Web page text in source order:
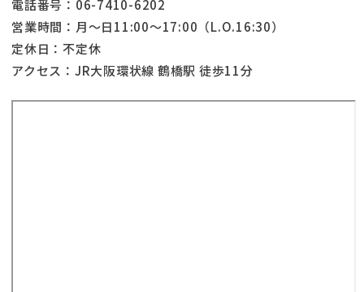
電話番号：06-7410-6202
営業時間：月～日11:00～17:00（L.O.16:30）
定休日：不定休
アクセス：JR大阪環状線 鶴橋駅 徒歩11分